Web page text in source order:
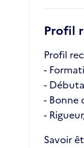
Profil
Profil
-
-
-
-
Savoir